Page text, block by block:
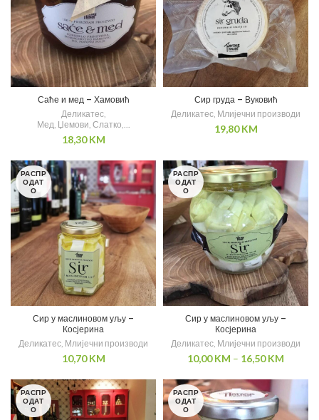
Саће и мед – Хамовић
Деликатес,
Мед, Џемови, Слатко,...
18,30KM
Сир груда – Вуковић
Деликатес, Млијечни производи
19,80KM
РАСПР
ОДАТ
О
Сир у маслиновом уљу –
Косјерина
Деликатес, Млијечни производи
10,70KM
РАСПР
ОДАТ
О
Сир у маслиновом уљу –
Косјерина
Деликатес, Млијечни производи
10,00KM – 16,50KM
РАСПР
ОДАТ
О
РАСПР
ОДАТ
О